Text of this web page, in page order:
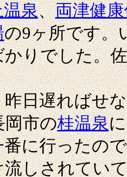
泉、両津健
の9ヶ所です。
りでした。
日遅ればせな
岡市の桂温泉
に行ったの
しされてい